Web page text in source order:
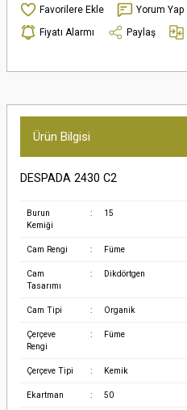
Yorum Yap
Fiyatı Alarmı
Paylaş
Ürün Bilgisi
DESPADA 2430 C2
Burun
Kemiği
: 15
Cam Rengi : Füme
Cam
Tasarımı
: Dikdörtgen
Cam Tipi : Organik
Çerçeve
Rengi
: Füme
Çerçeve Tipi : Kemik
Ekartman : 50